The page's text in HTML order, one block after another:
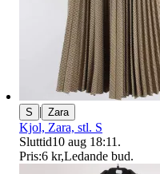
S | Zara
Kjol, Zara, stl. S
Sluttid10 aug 18:11 .
Pris:6 kr,Ledande bud.